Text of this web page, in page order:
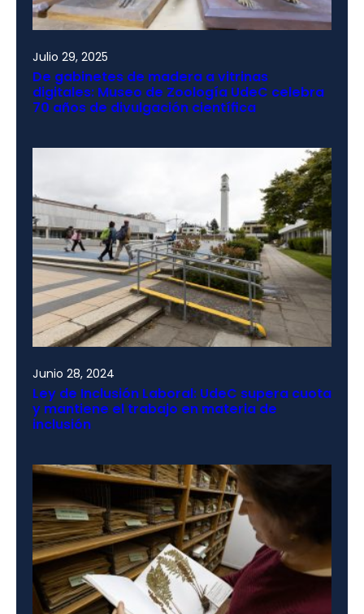
Julio 29, 2025
De gabinetes de madera a vitrinas
digitales: Museo de Zoología UdeC celebra
70 años de divulgación científica
Junio 28, 2024
Ley de Inclusión Laboral: UdeC supera cuota
y mantiene el trabajo en materia de
inclusión